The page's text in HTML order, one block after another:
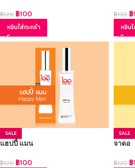
฿120 ฿100
หยิบใส่ตะกร้า
฿120 ฿
หยิบ
SALE
แฮปปี้ แมน
฿120 ฿100
SALE
จาดอ
฿120 ฿